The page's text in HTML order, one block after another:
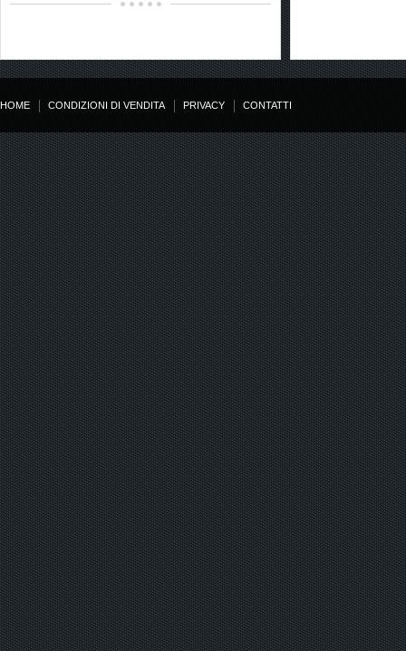
HOME CONDIZIONI DI VENDITA PRIVACY CONTATTI